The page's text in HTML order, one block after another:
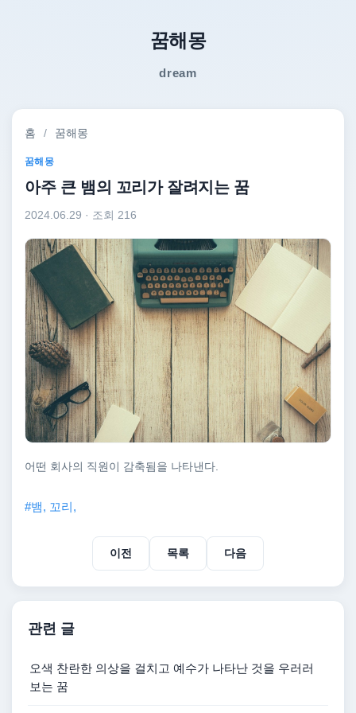
꿈해몽
dream
홈 / 꿈해몽
꿈해몽
아주 큰 뱀의 꼬리가 잘려지는 꿈
2024.06.29 · 조회 216
어떤 회사의 직원이 감축됨을 나타낸다.
#뱀, 꼬리,
이전 목록 다음
관련 글
오색 찬란한 의상을 걸치고 예수가 나타난 것을 우러러
보는 꿈